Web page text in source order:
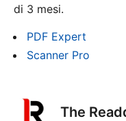
di 3 mesi.
PDF Expert
Scanner Pro
The